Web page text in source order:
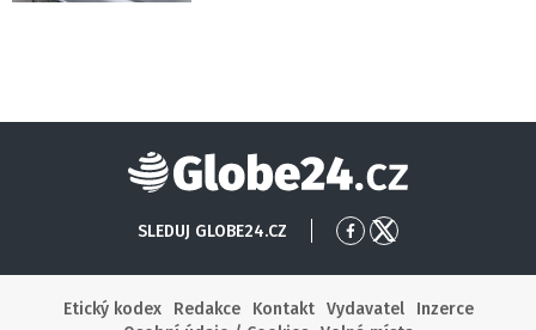
Globe24
SLEDUJ GLOBE24.CZ
PřejítPřejít
Etický kodex
Redakce Kontakt Vydavatel
Inzerce